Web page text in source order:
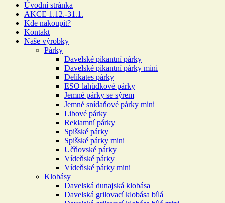
Úvodní stránka
AKCE 1.12.-31.1.
Kde nakoupit?
Kontakt
Naše výrobky
Párky
Davelské pikantní párky
Davelské pikantní párky mini
Delikates párky
ESO lahůdkové párky
Jemné párky se sýrem
Jemné snídaňové párky mini
Libové párky
Reklamní párky
Spišské párky
Spišské párky mini
Učňovské párky
Vídeňské párky
Vídeňské párky mini
Klobásy
Davelská dunajská klobása
Davelská grilovací klobása bílá